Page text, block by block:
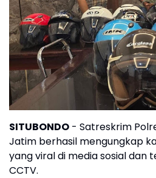
SITUBONDO - Satreskrim
Jatim berhasil mengungkap
yang viral di media sosial dan
CCTV.